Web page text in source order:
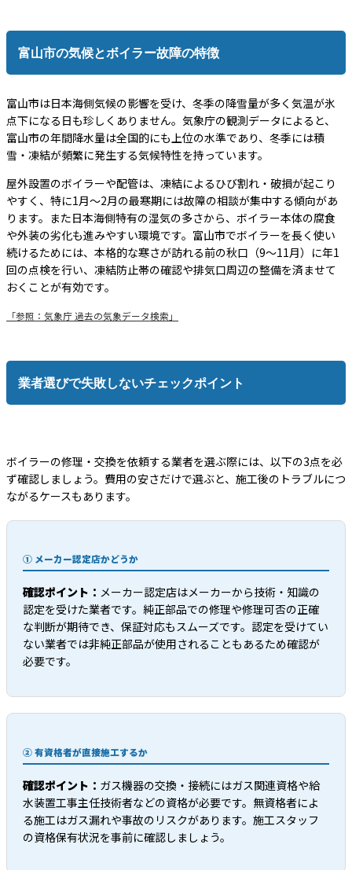
富山市の気候とボイラー故障の特徴
富山市は日本海側気候の影響を受け、冬季の降雪量が多く気温が氷
点下になる日も珍しくありません。気象庁の観測データによると、
富山市の年間降水量は全国的にも上位の水準であり、冬季には積
雪・凍結が頻繁に発生する気候特性を持っています。
屋外設置のボイラーや配管は、凍結によるひび割れ・破損が起こり
やすく、特に1月〜2月の最寒期には故障の相談が集中する傾向があ
ります。また日本海側特有の湿気の多さから、ボイラー本体の腐食
や外装の劣化も進みやすい環境です。富山市でボイラーを長く使い
続けるためには、本格的な寒さが訪れる前の秋口（9〜11月）に年1
回の点検を行い、凍結防止帯の確認や排気口周辺の整備を済ませて
おくことが有効です。
「参照：気象庁 過去の気象データ検索」
業者選びで失敗しないチェックポイント
ボイラーの修理・交換を依頼する業者を選ぶ際には、以下の3点を必
ず確認しましょう。費用の安さだけで選ぶと、施工後のトラブルにつ
ながるケースもあります。
① メーカー認定店かどうか
確認ポイント： メーカー認定店はメーカーから技術・知識の
認定を受けた業者です。純正部品での修理や修理可否の正確
な判断が期待でき、保証対応もスムーズです。認定を受けてい
ない業者では非純正部品が使用されることもあるため確認が
必要です。
② 有資格者が直接施工するか
確認ポイント： ガス機器の交換・接続にはガス関連資格や給
水装置工事主任技術者などの資格が必要です。無資格者によ
る施工はガス漏れや事故のリスクがあります。施工スタッフ
の資格保有状況を事前に確認しましょう。